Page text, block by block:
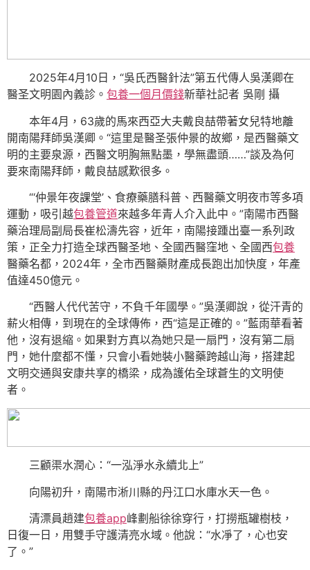
2025年4月10日，“吳氏西醫針法”第五代傳人吳漢卿在
醫圣文明園內義診。 包養一個月價錢新華社記者 吳剛 攝
本年4月，63歲的馬來西亞大夫戴良喆帶著女兒特地離
開南陽拜師吳漢卿。“這里是醫圣張仲景的故鄉，是西醫藥文
明的主要泉源，西醫文明胸無點墨，學無盡頭……”談及為何
要來南陽拜師，戴良喆感歎很多。
“‘仲景年夜課堂’、食療藥膳科普、西醫藥文明夜市等多項
運動，吸引越包養管道來越多年青人介入此中。”南陽市西醫
藥治理局副局長崔松濤先容，近年，南陽接踵出臺一系列政
策，正全力打造全球西醫圣地、全國西醫窪地、全國西包養
醫藥名都，2024年，全市西醫藥財產成長跑出加快度，年產
值達450億元。
“西醫人代代苦守，不負千年國學。”吳漢卿說，從汗青的
薪火相傳，到現在的全球傳佈，西“這是正確的。”藍雨華看著
他，沒有退縮。如果對方真以為她只是一扇門，沒有第二扇
門，她什麼都不懂，只會小看她裝小醫藥跨越山海，搭建起
文明交通與安康共享的橋梁，成為護佑全球蒼生的文明使
者。
三顧渠水潤心：“一泓淨水永續北上”
向陽初升，南陽市淅川縣的丹江口水庫水天一色。
清漂員趙建包養app峰劃船徐徐穿行，打撈瓶罐樹枝，
日復一日，用雙手守護清亮水域。他說：“水凈了，心也安
了。”